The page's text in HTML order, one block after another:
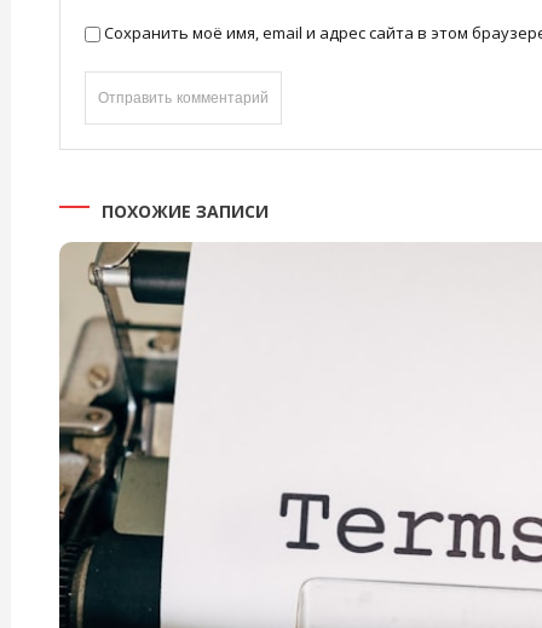
Сохранить моё имя, email и адрес сайта в этом
ПОХОЖИЕ ЗАПИСИ